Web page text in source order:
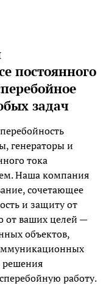
постоянного
задач
генераторы и
тока
Наша компания
сочетающее
и защиту от
от ваших целей —
объектов,
решения
работу.